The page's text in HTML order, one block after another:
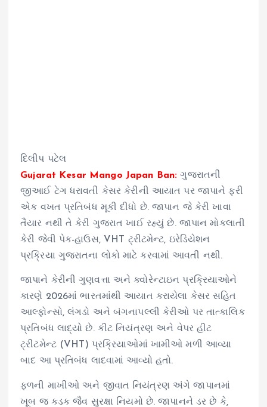
દિલીપ પટેલ
Gujarat Kesar Mango Japan Ban: ગુજરાતની
જીઆઈ ટેગ ધરાવતી કેસર કેરીની આયાત પર જાપાને ફરી
એક વખત પ્રતિબંધ મૂકી દીધો છે. જાપાન જે કેરી ખાવા
તૈયાર નથી તે કેરી ગુજરાત ખાઈ રહ્યું છે. જાપાન મોકલાતી
કેરી જેવી પેક-હાઉસ, VHT ટ્રીટમેન્ટ, ઇરેડિયેશન
પ્રક્રિયા ગુજરાતના લોકો માટે કરવામાં આવતી નથી.
જાપાને કેરીની ગુણવત્તા અને ક્વોરેન્ટાઇન પ્રક્રિયાઓને
કારણે 2026માં ભારતમાંથી આયાત કરાયેલા કેસર સહિત
આલ્ફોન્સો, લંગડો અને બંગનાપલ્લી કેરીઓ પર તાત્કાલિક
પ્રતિબંધ લાદ્યો છે. કીટ નિયંત્રણ અને વેપર હીટ
ટ્રીટમેન્ટ (VHT) પ્રક્રિયાઓમાં ખામીઓ મળી આવ્યા
બાદ આ પ્રતિબંધ લાદવામાં આવ્યો હતો.
ફળની માખીઓ અને જીવાત નિયંત્રણ અંગે જાપાનમાં
ખૂબ જ કડક જૈવ સુરક્ષા નિયમો છે. જાપાનને ડર છે કે,